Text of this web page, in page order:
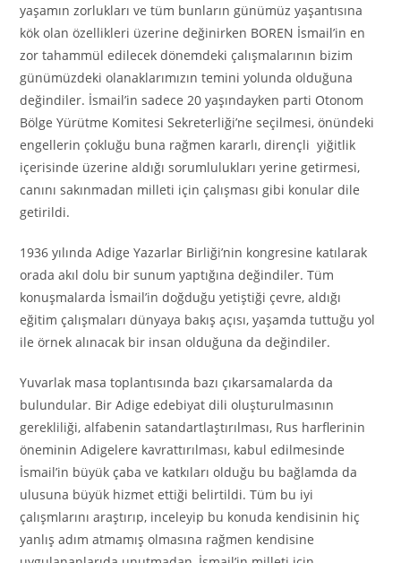
yaşamın zorlukları ve tüm bunların günümüz yaşantısına
kök olan özellikleri üzerine değinirken BOREN İsmail’in en
zor tahammül edilecek dönemdeki çalışmalarının bizim
günümüzdeki olanaklarımızın temini yolunda olduğuna
değindiler. İsmail’in sadece 20 yaşındayken parti Otonom
Bölge Yürütme Komitesi Sekreterliği’ne seçilmesi, önündeki
engellerin çokluğu buna rağmen kararlı, dirençli yiğitlik
içerisinde üzerine aldığı sorumlulukları yerine getirmesi,
canını sakınmadan milleti için çalışması gibi konular dile
getirildi.
1936 yılında Adige Yazarlar Birliği’nin kongresine katılarak
orada akıl dolu bir sunum yaptığına değindiler. Tüm
konuşmalarda İsmail’in doğduğu yetiştiği çevre, aldığı
eğitim çalışmaları dünyaya bakış açısı, yaşamda tuttuğu yol
ile örnek alınacak bir insan olduğuna da değindiler.
Yuvarlak masa toplantısında bazı çıkarsamalarda da
bulundular. Bir Adige edebiyat dili oluşturulmasının
gerekliliği, alfabenin satandartlaştırılması, Rus harflerinin
öneminin Adigelere kavrattırılması, kabul edilmesinde
İsmail’in büyük çaba ve katkıları olduğu bu bağlamda da
ulusuna büyük hizmet ettiği belirtildi. Tüm bu iyi
çalışmlarını araştırıp, inceleyip bu konuda kendisinin hiç
yanlış adım atmamış olmasına rağmen kendisine